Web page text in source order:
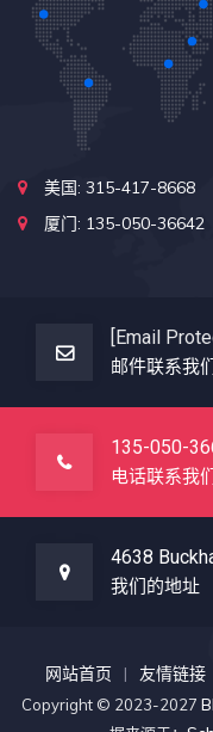
美国: 315-417-8668
厦门: 135-050-36642
[email
邮件联系我
135-050-
电话联系我
4638
我们的地址
网站首页 友情链接
Copyright © 2023-2027